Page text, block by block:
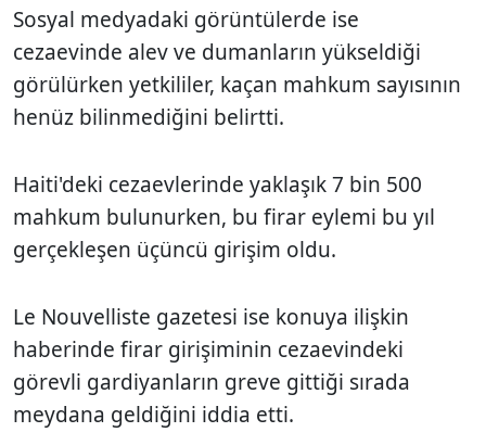
Sosyal medyadaki görüntülerde ise
cezaevinde alev ve dumanların yükseldiği
görülürken yetkililer, kaçan mahkum sayısının
henüz bilinmediğini belirtti.
Haiti'deki cezaevlerinde yaklaşık 7 bin 500
mahkum bulunurken, bu firar eylemi bu yıl
gerçekleşen üçüncü girişim oldu.
Le Nouvelliste gazetesi ise konuya ilişkin
haberinde firar girişiminin cezaevindeki
görevli gardiyanların greve gittiği sırada
meydana geldiğini iddia etti.